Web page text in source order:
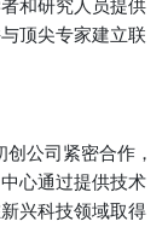
非盈利组织
的方式，推
深度融合，